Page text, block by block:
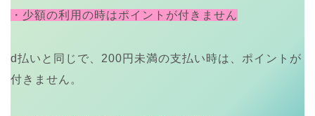
・少額の利用の時はポイントが付きません
d払いと同じで、200円未満の支払い時は、ポイントが
付きません。